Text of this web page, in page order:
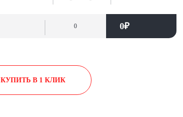
0 0₽
КУПИТЬ В 1 КЛИК